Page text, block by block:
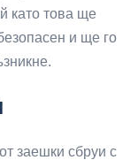
като това ще
и ще го
заешки сбруи с